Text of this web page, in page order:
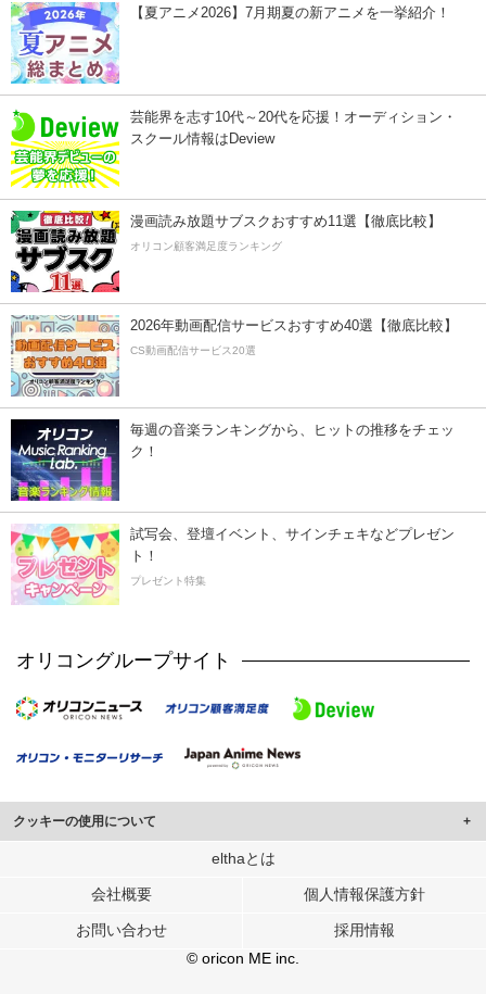
【夏アニメ2026】7月期夏の新アニメを一挙紹介！
芸能界を志す10代～20代を応援！オーディション・
スクール情報はDeview
漫画読み放題サブスクおすすめ11選【徹底比較】
オリコン顧客満足度ランキング
2026年動画配信サービスおすすめ40選【徹底比較】
CS動画配信サービス20選
毎週の音楽ランキングから、ヒットの推移をチェッ
ク！
試写会、登壇イベント、サインチェキなどプレゼン
ト！
プレゼント特集
オリコングループサイト
クッキーの使用について
このサイトでは Cookie を使用して、ユーザーに合わせたコンテンツや広告の
行っています。
メディアや広告配信、データ解析の各パートナーに提供しています。
ユーザーが各パートナーのサービスを使用したときに収集した他の情報を組み
elthaとは
会社概要 個人情報保護方針
お問い合わせ
採用情報
© oricon ME inc.